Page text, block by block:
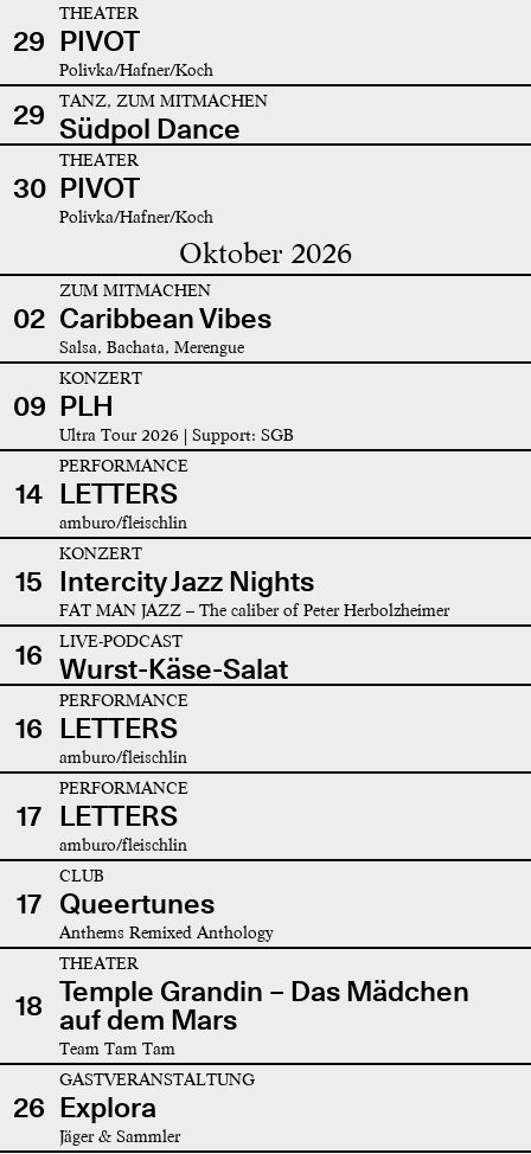
29
THEATER
PIVOT
Polivka/Hafner/Koch
29 TANZ, ZUM MITMACHEN
Südpol Dance
30
THEATER
PIVOT
Polivka/Hafner/Koch
Oktober 2026
02
ZUM MITMACHEN
Caribbean Vibes
Salsa, Bachata, Merengue
09
KONZERT
PLH
Ultra Tour 2026 | Support: SGB
14
PERFORMANCE
LETTERS
amburo/fleischlin
15
KONZERT
Intercity Jazz Nights
FAT MAN JAZZ – The caliber of Peter Herbolzheimer
16 LIVE-PODCAST
Wurst-Käse-Salat
16
PERFORMANCE
LETTERS
amburo/fleischlin
17
PERFORMANCE
LETTERS
amburo/fleischlin
17
CLUB
Queertunes
Anthems Remixed Anthology
18
THEATER
Temple Grandin – Das Mädchen
auf dem Mars
Team Tam Tam
26
GASTVERANSTALTUNG
Explora
Jäger & Sammler